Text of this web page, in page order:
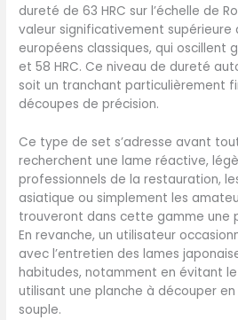
pour un
【ANGLE
ET SANS
des
fluides
précision
pression,
【
BOIS
bois
dureté de 63 HRC sur l’échelle de
valeur significativement supérieure
européens classiques, qui oscillent
et 58 HRC. Ce niveau de dureté
soit un tranchant particulièrement
découpes de précision.
Ce type de set s’adresse avant
recherchent une lame réactive,
professionnels de la restauration,
asiatique ou simplement les
trouveront dans cette gamme une
En revanche, un utilisateur
avec l’entretien des lames
habitudes, notamment en évitant
utilisant une planche à découper
souple.